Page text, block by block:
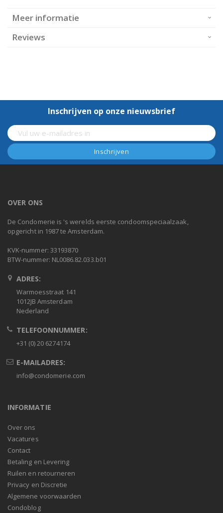
Meer informatie
Reviews
Inschrijven op onze nieuwsbrief
OVER ONS
De Condomerie is 's werelds eerste condoomspeciaalzaak,
opgericht in 1987 te Amsterdam.
KVK-nummer: 33193870
BTW-nummer: NL0086.82.033.b01
ADRES:
Warmoesstraat 141
1012JB Amsterdam
Nederland
TELEFOONNUMMER:
+31 (0) 20 6274174
E-MAILADRES:
info@condomerie.com
INFORMATIE
Over ons
Vacatures
Contact
Betaling en Levering
Ruilen en retourneren
Privacy en Discretie
Algemene voorwaarden
Condoblog